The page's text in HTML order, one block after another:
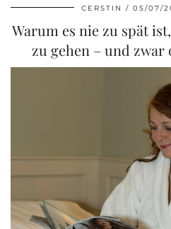
CERSTIN 05/07/
Warum es nie zu spät
zu gehen – und